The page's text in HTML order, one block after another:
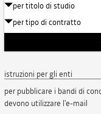
per titolo di studio
per tipo di contratto
istruzioni per gli enti
per pubblicare i bandi di
devono utilizzare l'e-mail